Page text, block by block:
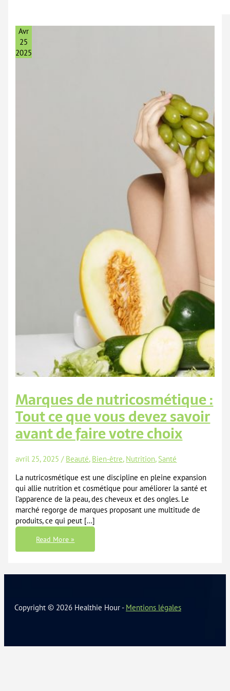
Avr
25
2025
Marques de nutricosmétique :
Tout ce que vous devez savoir
avant de faire votre choix
avril 25, 2025/ Beauté, Bien-être, Nutrition, Santé
La nutricosmétique est une discipline en pleine expansion
qui allie nutrition et cosmétique pour améliorer la santé et
l’apparence de la peau, des cheveux et des ongles. Le
marché regorge de marques proposant une multitude de
produits, ce qui peut […]
Marques
De
Que
Avant
De
Read More »
Copyright © 2026 Healthie Hour - Mentions légales